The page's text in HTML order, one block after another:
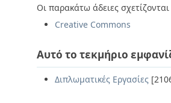
Οι παρακάτω άδειες
Creative Commons
Αυτό το τεκμήριο
Διπλωματικές Εργασίες